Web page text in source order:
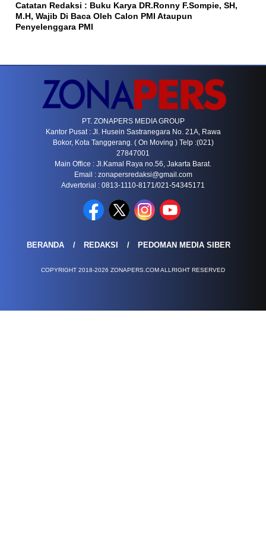
Catatan Redaksi : Buku Karya DR.Ronny F.Sompie, SH,
M.H, Wajib Di Baca Oleh Calon PMI Ataupun
Penyelenggara PMI
PT. ZONAPERS MEDIA GROUP
Kantor Pusat : Jl. Husein Sastranegara No. 21A, Rawa
Bokor, Kota Tanggerang. ( On Moving ) Telp :(021)
27847001
Main Office : Jl.Kamal Raya no.56, Jakarta Barat.
Email : zonapersredaksi@gmail.com
Advertorial : 0813-1110-8171/021-54345171
BERANDA REDAKSI PEDOMAN MEDIA SIBER
COPYRIGHT 2018-2026 ZONAPERS.COM ALLRIGHT RESERVED